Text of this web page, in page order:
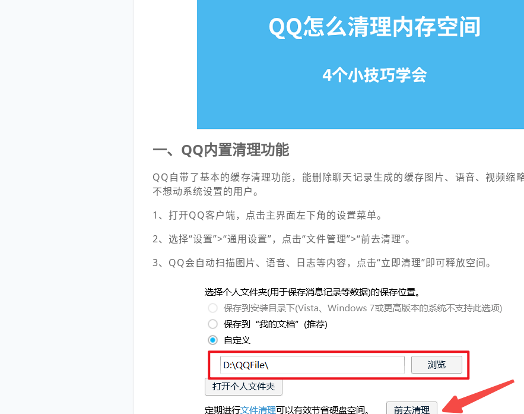
一、QQ内置清理功能
QQ自带了基本的缓存清理功能，能删除聊天记录生成的缓存图片、语音、视频缩
不想动系统设置的用户。
1、打开QQ客户端，点击主界面左下角的设置菜单。
2、选择“设置”>“通用设置”，点击“文件管理”>“前去清理”。
3、QQ会自动扫描图片、语音、日志等内容，点击“立即清理”即可释放空间。